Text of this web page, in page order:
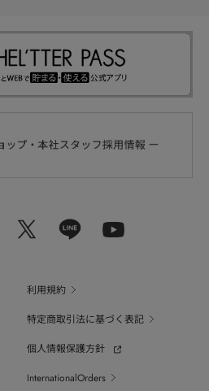
利用規約
特定商取引法に基づく表記
個人情報保護方針
InternationalOrders